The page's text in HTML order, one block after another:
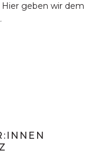
geben wir dem